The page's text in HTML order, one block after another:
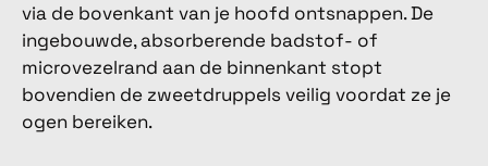
via de bovenkant van je hoofd ontsnappen. De
ingebouwde, absorberende badstof- of
microvezelrand aan de binnenkant stopt
bovendien de zweetdruppels veilig voordat ze je
ogen bereiken.